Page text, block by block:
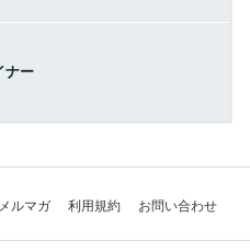
ナー
メルマガ 利用規約 お問い合わせ